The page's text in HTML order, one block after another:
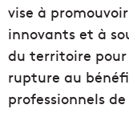
vise à
innovants et à
du territoire pour
rupture au
professionnels